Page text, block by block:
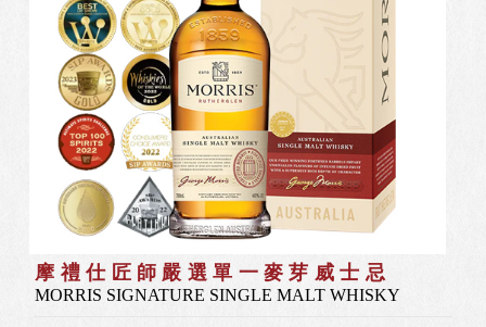
摩禮仕匠師嚴選單⼀麥芽威士忌
MORRIS SIGNATURE SINGLE MALT WHISKY